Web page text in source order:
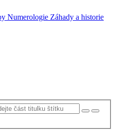
Numerologie Záhady a historie